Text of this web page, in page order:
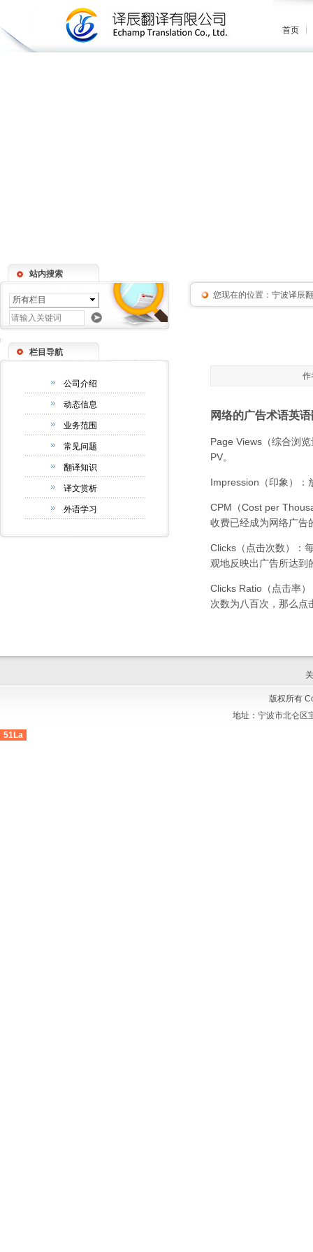
首页
站内搜索
所有栏目
栏目导航
公司介绍
动态信息
业务范围
常见问题
翻译知识
译文赏析
外语学习
您现在的位置： 宁波译辰
网络的广告术语英
Page Views（综合浏
PV。
Impression（印象）：
CPM（Cost per
收费已经成为网络广告
Clicks（点击次数）：
观地反映出广告所达到
Clicks Ratio（点击率
次数为八百次，那么点
版权所有
地址： 宁波市北仑区
51La